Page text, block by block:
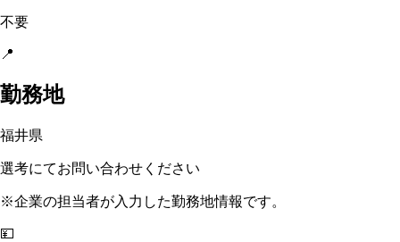
不要
📍
勤務地
福井県
選考にてお問い合わせください
※企業の担当者が入力した勤務地情報です。
💴